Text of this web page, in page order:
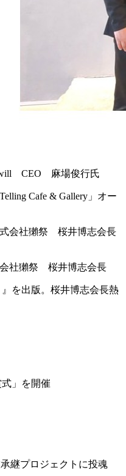
CEO 麻場俊行氏
Cafe & Gallery」オー
会社獺祭 桜井博志会長
』を出版。桜井博志会長熱
式」を開催
継プロジェクトに投魂